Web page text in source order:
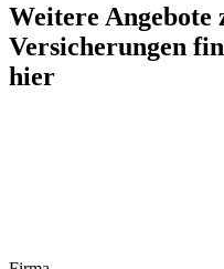
Weitere Angebote
Versicherungen
hier